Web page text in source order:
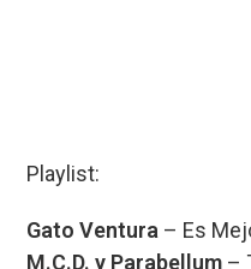
Playlist:
Gato Ventura – Es
M.C.D. y Parabellum –